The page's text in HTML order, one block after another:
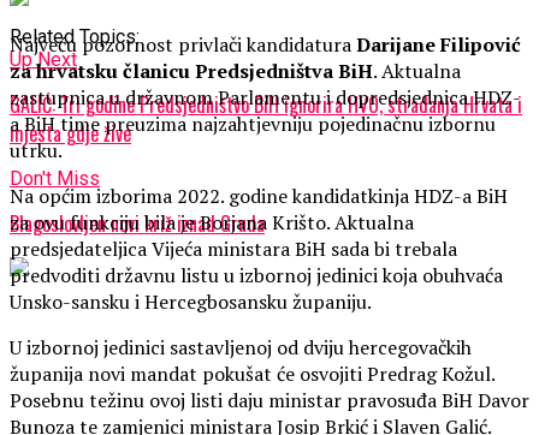
Related Topics:
Up Next
GALIĆ: Tri godine Predsjedništvo BiH ignorira HVO, stradanja Hrvata i
mjesta gdje žive
Don't Miss
Blagoslovljen novi križ iznad Gruda
Najveću pozornost privlači kandidaturaDarijane Filipović
za hrvatsku članicu Predsjedništva BiH. Aktualna
zastupnica u državnom Parlamentu i dopredsjednica HDZ-
a BiH time preuzima najzahtjevniju pojedinačnu izbornu
utrku.
Na općim izborima 2022. godine kandidatkinja HDZ-a BiH
za ovu funkciju bila je Borjana Krišto. Aktualna
predsjedateljica Vijeća ministara BiH sada bi trebala
predvoditi državnu listu u izbornoj jedinici koja obuhvaća
Unsko-sansku i Hercegbosansku županiju.
U izbornoj jedinici sastavljenoj od dviju hercegovačkih
županija novi mandat pokušat će osvojiti Predrag Kožul.
Posebnu težinu ovoj listi daju ministar pravosuđa BiH Davor
Bunoza te zamjenici ministara Josip Brkić i Slaven Galić.